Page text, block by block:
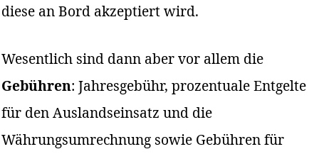
diese an Bord akzeptiert wird.
Wesentlich sind dann aber vor allem die
Gebühren: Jahresgebühr, prozentuale Entgelte
für den Auslandseinsatz und die
Währungsumrechnung sowie Gebühren für